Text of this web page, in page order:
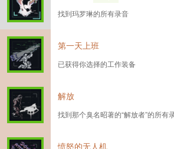
找到玛罗琳的所有录音
第一天上班
已获得你选择的工作装备
解放
找到那个臭名昭著的“解放者”的所有
愤怒的无人机